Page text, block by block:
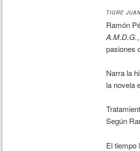
TIGRE
Ramón
A.M.D.G.
pasiones
Narra la
la novela
Según
El tiempo